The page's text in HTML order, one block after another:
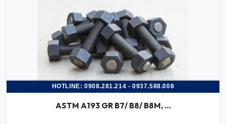
HOTLINE: 0908.281.214 - 0937.588.008
ASTM A193 GR B7/ B8/ B8M, …